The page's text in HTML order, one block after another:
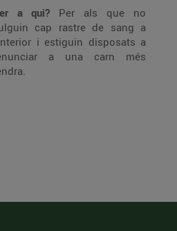
a qui? Per als que no
cap rastre de sang a
i estiguin disposats a
a una carn més